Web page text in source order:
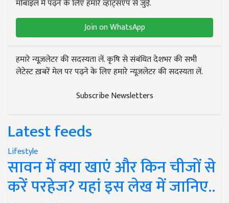
मोबाइल में पढ़ने के लिए हमारे व्हाट्सएप से जुड़ें.
Join on WhatsApp
हमारे न्यूज़लेटर की सदस्यता लें. कृषि से संबंधित देशभर की सभी
लेटेस्ट ख़बरें मेल पर पढ़ने के लिए हमारे न्यूज़लेटर की सदस्यता लें.
Subscribe Newsletters
Latest feeds
Lifestyle
सावन में क्या खाएं और किन चीजों से
करें परहेज? यहां इस लेख में जानिए..